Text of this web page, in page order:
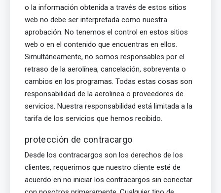
o la información obtenida a través de estos sitios
web no debe ser interpretada como nuestra
aprobación. No tenemos el control en estos sitios
web o en el contenido que encuentras en ellos.
Simultáneamente, no somos responsables por el
retraso de la aerolínea, cancelación, sobreventa o
cambios en los programas. Todas estas cosas son
responsabilidad de la aerolinea o proveedores de
servicios. Nuestra responsabilidad está limitada a la
tarifa de los servicios que hemos recibido.
protección de contracargo
Desde los contracargos son los derechos de los
clientes, requerimos que nuestro cliente esté de
acuerdo en no iniciar los contracargos sin conectar